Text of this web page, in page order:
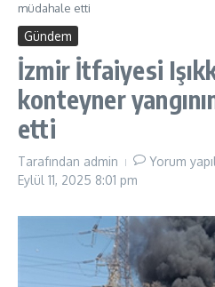
müdahale etti
Gündem
İzmir İtfaiyesi
konteyner
etti
Tarafından admin
Yorum
Eylül 11, 2025 8:01 pm